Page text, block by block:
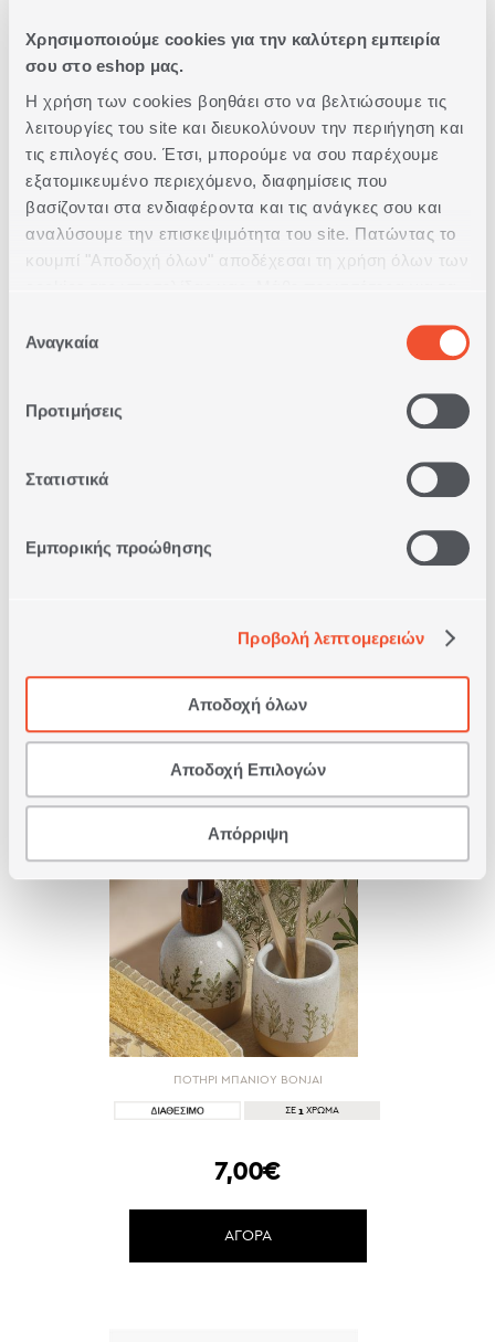
Χρησιμοποιούμε cookies για την καλύτερη εμπειρία
σου στο eshop μας.
Η χρήση των cookies βοηθάει στο να βελτιώσουμε τις
λειτουργίες του site και διευκολύνουν την περιήγηση και
τις επιλογές σου. Έτσι, μπορούμε να σου παρέχουμε
εξατομικευμένο περιεχόμενο, διαφημίσεις που
βασίζονται στα ενδιαφέροντα και τις ανάγκες σου και
αναλύσουμε την επισκεψιμότητα του site. Πατώντας το
κουμπί "Αποδοχή όλων" αποδέχεσαι τη χρήση όλων των
"Προσαρμογή".
συγκατάθεσης
Αναγκαία
Προτιμήσεις
Στατιστικά
Εμπορικής προώθησης
Προβολή λεπτομερειών
Αποδοχή όλων
Αποδοχή Επιλογών
Απόρριψη
ΠΟΤΗΡΙ ΜΠΑΝΙΟΥ GRACE
ΣΕ 1 ΧΡΩΜΑ
7,00€
ΑΓΟΡΑ
7,00€
ΑΓΟΡΑ
ΠΟΤΗΡΙ ΜΠΑΝΙΟΥ BONJAI
ΣΕ 1 ΧΡΩΜΑ
7,00€
ΑΓΟΡΑ